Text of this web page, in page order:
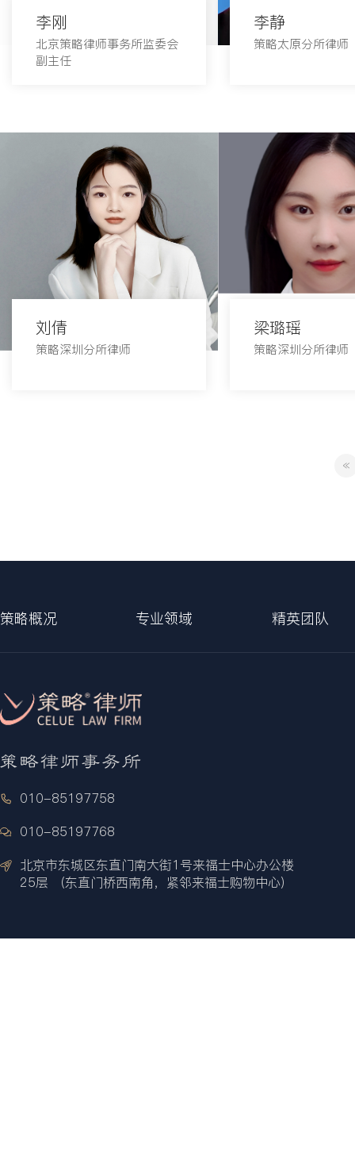
李刚
北京策略律师事务所监委会
副主任
李静
策略太原分所律师
刘倩
策略深圳分所律师
梁璐瑶
策略深圳分所律师
«
策略概况 专业领域 精英团队
010-85197758
010-85197768
北京市东城区东直门南大街1号来福士中心办公楼
25层 （东直门桥西南角，紧邻来福士购物中心）